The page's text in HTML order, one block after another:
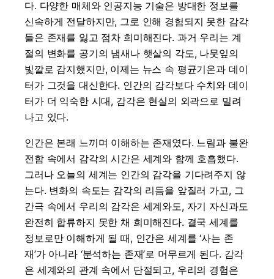
다. 다양한 매체와 인공지능 기술은 방대한 정보를
신속하게 전달하지만, 그로 인해 경험되지 못한 감각
들은 존재를 잃고 점차 희미해진다. 과거 우리는 계
절의 변화를 공기의 냄새나 햇살의 각도, 나뭇잎의
빛깔로 감지했지만, 이제는 뉴스 속 평균기온과 데이
터가 그것을 대신한다. 인간의 감각보다 수치와 데이
터가 더 익숙한 시대, 감각은 현실의 외곽으로 밀려
나고 있다.
인간은 본래 느끼며 이해하는 존재였다. 느림과 불완
전함 속에서 감각의 시간은 세계와 함께 호흡했다.
그러나 오늘의 세계는 인간의 감각을 기다려주지 않
는다. 변화의 속도는 감각의 리듬을 앞질러 가고, 그
간극 속에서 우리의 감각은 세계와도, 자기 자신과도
완전히 합류하지 못한 채 희미해진다. 결국 세계를
정보로만 이해하게 될 때, 인간은 세계를 ‘사는 존
재’가 아니라 ‘분석하는 존재’로 머무르게 된다. 감각
은 세계와의 관계 속에서 단절되고, 우리의 경험은